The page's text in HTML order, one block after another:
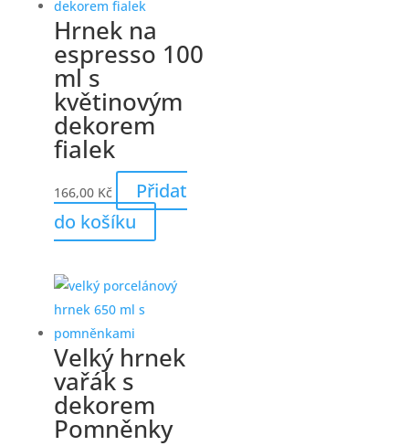
Hrnek na
espresso 100
ml s
květinovým
dekorem
fialek
166,00 Kč
Přidat
do košíku
Velký hrnek
vařák s
dekorem
Pomněnky